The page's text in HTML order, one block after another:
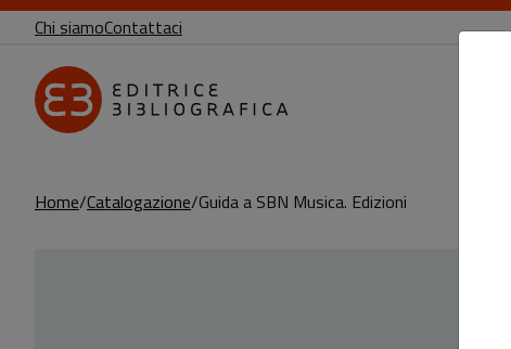
Chi siamoContattaci
Home Catalogazione Guida a SBN Musica. Edizioni